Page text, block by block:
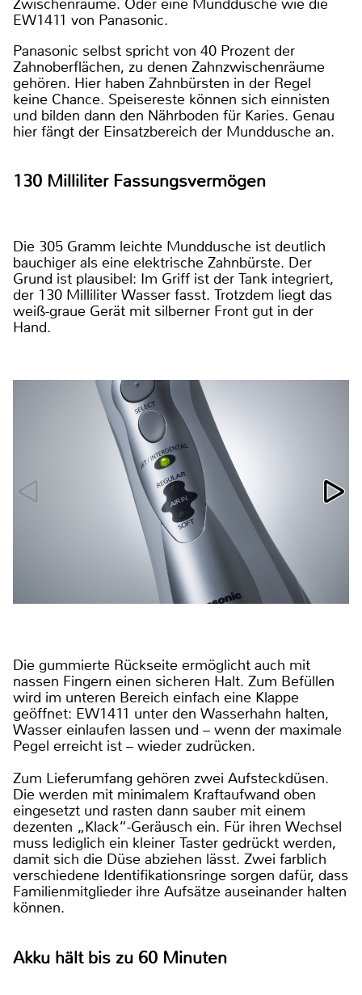
Zwischenräume. Oder eine Munddusche wie die
EW1411 von Panasonic.
Panasonic selbst spricht von 40 Prozent der
Zahnoberflächen, zu denen Zahnzwischenräume
gehören. Hier haben Zahnbürsten in der Regel
keine Chance. Speisereste können sich einnisten
und bilden dann den Nährboden für Karies. Genau
hier fängt der Einsatzbereich der Munddusche an.
130 Milliliter Fassungsvermögen
Die 305 Gramm leichte Munddusche ist deutlich
bauchiger als eine elektrische Zahnbürste. Der
Grund ist plausibel: Im Griff ist der Tank integriert,
der 130 Milliliter Wasser fasst. Trotzdem liegt das
weiß-graue Gerät mit silberner Front gut in der
Hand.
Die gummierte Rückseite ermöglicht auch mit
nassen Fingern einen sicheren Halt. Zum Befüllen
wird im unteren Bereich einfach eine Klappe
geöffnet: EW1411 unter den Wasserhahn halten,
Wasser einlaufen lassen und – wenn der maximale
Pegel erreicht ist – wieder zudrücken.
Zum Lieferumfang gehören zwei Aufsteckdüsen.
Die werden mit minimalem Kraftaufwand oben
eingesetzt und rasten dann sauber mit einem
dezenten „Klack“-Geräusch ein. Für ihren Wechsel
muss lediglich ein kleiner Taster gedrückt werden,
damit sich die Düse abziehen lässt. Zwei farblich
verschiedene Identifikationsringe sorgen dafür, dass
Familienmitglieder ihre Aufsätze auseinander halten
können.
Akku hält bis zu 60 Minuten